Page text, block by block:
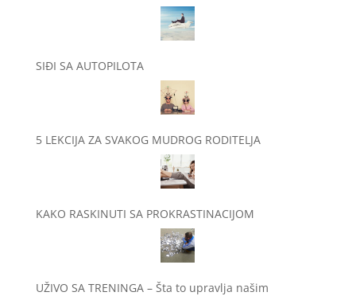
SIĐI SA AUTOPILOTA
5 LEKCIJA ZA SVAKOG MUDROG RODITELJA
KAKO RASKINUTI SA PROKRASTINACIJOM
UŽIVO SA TRENINGA – Šta to upravlja našim